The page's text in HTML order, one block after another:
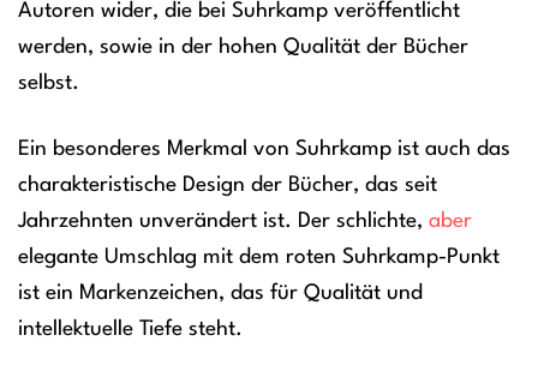
Autoren wider, die bei Suhrkamp veröffentlicht
werden, sowie in der hohen Qualität der Bücher
selbst.
Ein besonderes Merkmal von Suhrkamp ist auch das
charakteristische Design der Bücher, das seit
Jahrzehnten unverändert ist. Der schlichte, aber
elegante Umschlag mit dem roten Suhrkamp-Punkt
ist ein Markenzeichen, das für Qualität und
intellektuelle Tiefe steht.